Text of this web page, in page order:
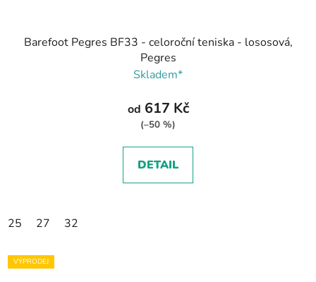
Barefoot Pegres BF33 - celoroční teniska - lososová,
Pegres
Skladem*
od 617 Kč
(–50 %)
DETAIL
25 27 32
VÝPRODEJ